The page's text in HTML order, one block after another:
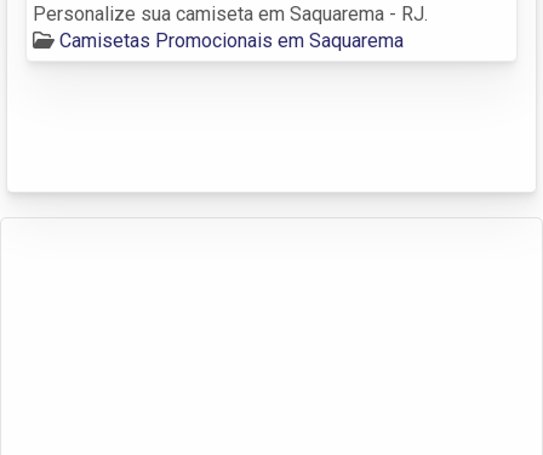
Personalize sua camiseta em Saquarema - RJ.
Camisetas Promocionais em Saquarema